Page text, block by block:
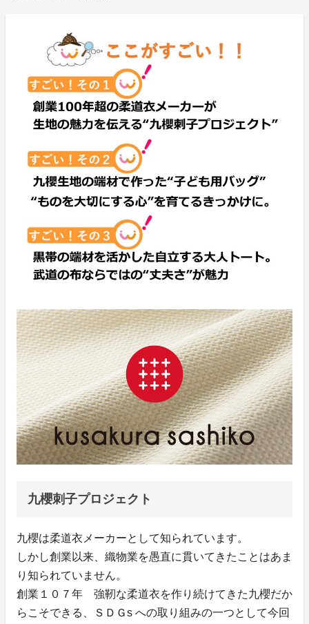
九櫻刺子プロジェクト
九櫻は柔道衣メーカーとして知られています。
しかし創業以来、織物業を愚直に貫いてきたことはあま
り知られていません。
創業１０７年 強靭な柔道衣を作り続けてきた九櫻だか
らこそできる、ＳＤＧs への取り組みの一つとして今回